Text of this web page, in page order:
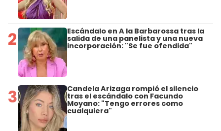
2 Escándalo en A la Barbarossa tras la
salida de una panelista y una nueva
incorporación: "Se fue ofendida"
3 Candela Arizaga rompió el silencio
tras el escándalo con Facundo
Moyano: "Tengo errores como
cualquiera"